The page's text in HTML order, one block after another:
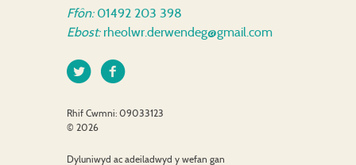
Ffôn: 01492 203 398
Ebost: rheolwr.derwendeg@gmail.com
Rhif Cwmni: 09033123
© 2026
Dyluniwyd ac adeiladwyd y wefan gan